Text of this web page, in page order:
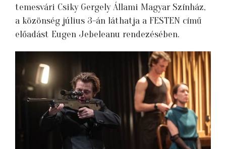
temesvári Csiky Gergely Állami Magyar Színház,
a közönség július 3-án láthatja a FESTEN című
előadást Eugen Jebeleanu rendezésében.